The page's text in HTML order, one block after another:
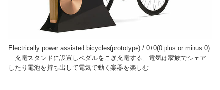
Electrically power assisted bicycles(prototype) / 0±0(0 plus or minus 0)
充電スタンドに設置しペダルをこぎ充電する、電気は家族でシェア
したり電池を持ち出して電気で動く楽器を楽しむ